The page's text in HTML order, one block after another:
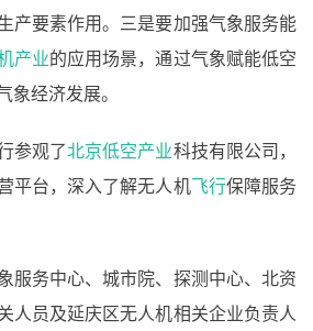
产要素作用。三是要加强气象服务能
产业的应用场景，通过气象赋能低空
象经济发展。
参观了北京低空产业科技有限公司，
平台，深入了解无人机飞行保障服务
服务中心、城市院、探测中心、北资
人员及延庆区无人机相关企业负责人